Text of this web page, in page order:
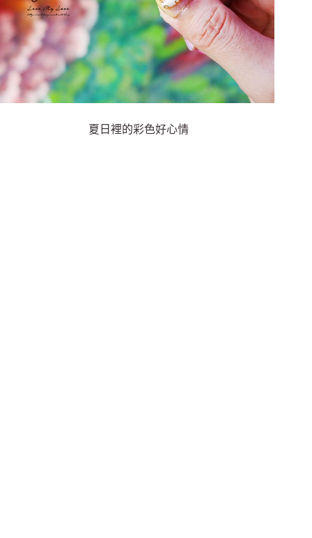
夏日裡的彩色好心情